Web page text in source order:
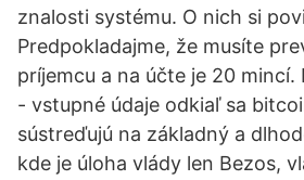
znalosti systému. O nich si
Predpokladajme, že musíte
príjemcu a na účte je 20 mincí.
- vstupné údaje odkiaľ sa
sústreďujú na základný a
kde je úloha vlády len Bezos,